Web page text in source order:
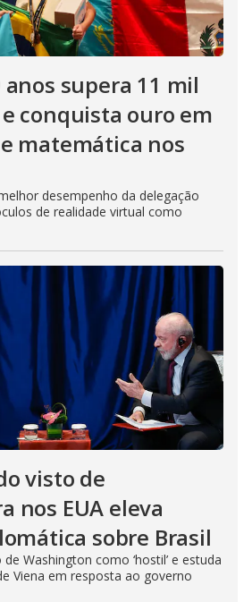
anos supera 11 mil
conquista ouro em
matemática nos
desempenho da delegação
de realidade virtual como
visto de
nos EUA eleva
sobre Brasil
Washington como ‘hostil’ e estuda
Viena em resposta ao governo